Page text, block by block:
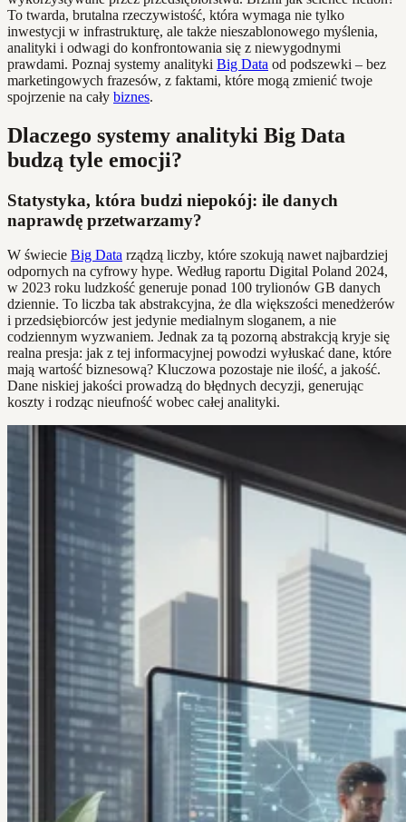
To twarda, brutalna rzeczywistość, która wymaga nie tylko
inwestycji w infrastrukturę, ale także nieszablonowego myślenia,
analityki i odwagi do konfrontowania się z niewygodnymi
prawdami. Poznaj systemy analityki Big Data od podszewki – bez
marketingowych frazesów, z faktami, które mogą zmienić twoje
spojrzenie na cały biznes.
Dlaczego systemy analityki Big Data
budzą tyle emocji?
Statystyka, która budzi niepokój: ile danych
naprawdę przetwarzamy?
W świecie Big Data rządzą liczby, które szokują nawet najbardziej
odpornych na cyfrowy hype. Według raportu Digital Poland 2024,
w 2023 roku ludzkość generuje ponad 100 trylionów GB danych
dziennie. To liczba tak abstrakcyjna, że dla większości menedżerów
i przedsiębiorców jest jedynie medialnym sloganem, a nie
codziennym wyzwaniem. Jednak za tą pozorną abstrakcją kryje się
realna presja: jak z tej informacyjnej powodzi wyłuskać dane, które
mają wartość biznesową? Kluczowa pozostaje nie ilość, a jakość.
Dane niskiej jakości prowadzą do błędnych decyzji, generując
koszty i rodząc nieufność wobec całej analityki.